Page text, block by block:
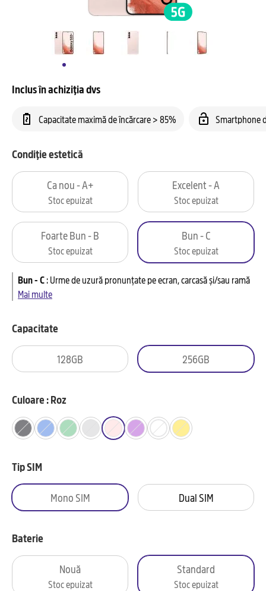
Inclus în achiziția dvs
Capacitate maximă de încărcare > 85% Smartphone
Condiție estetică
Ca nou - A+
Stoc epuizat
Excelent - A
Stoc epuizat
Foarte Bun - B
Stoc epuizat
Bun - C
Stoc epuizat
Bun - C:Urme de uzură pronunțate pe ecran, carcasă și/sau ramă
Mai multe
Capacitate
128GB 256GB
Culoare : Roz
Tip SIM
Mono SIM Dual SIM
Baterie
Nouă
Stoc epuizat
Standard
Stoc epuizat